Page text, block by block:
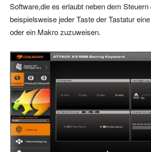
Software,die es erlaubt neben dem
beispielsweise jeder Taste der Tastatur
oder ein Makro zuzuweisen.